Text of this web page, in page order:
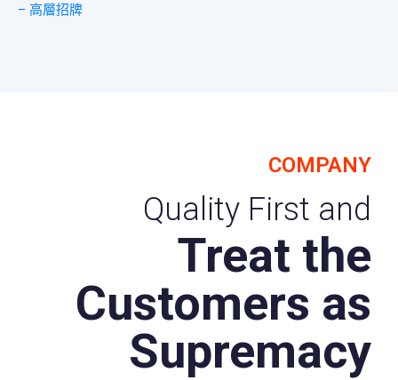
– 高層招牌
COMPANY
Quality First and
Treat the
Customers as
Supremacy